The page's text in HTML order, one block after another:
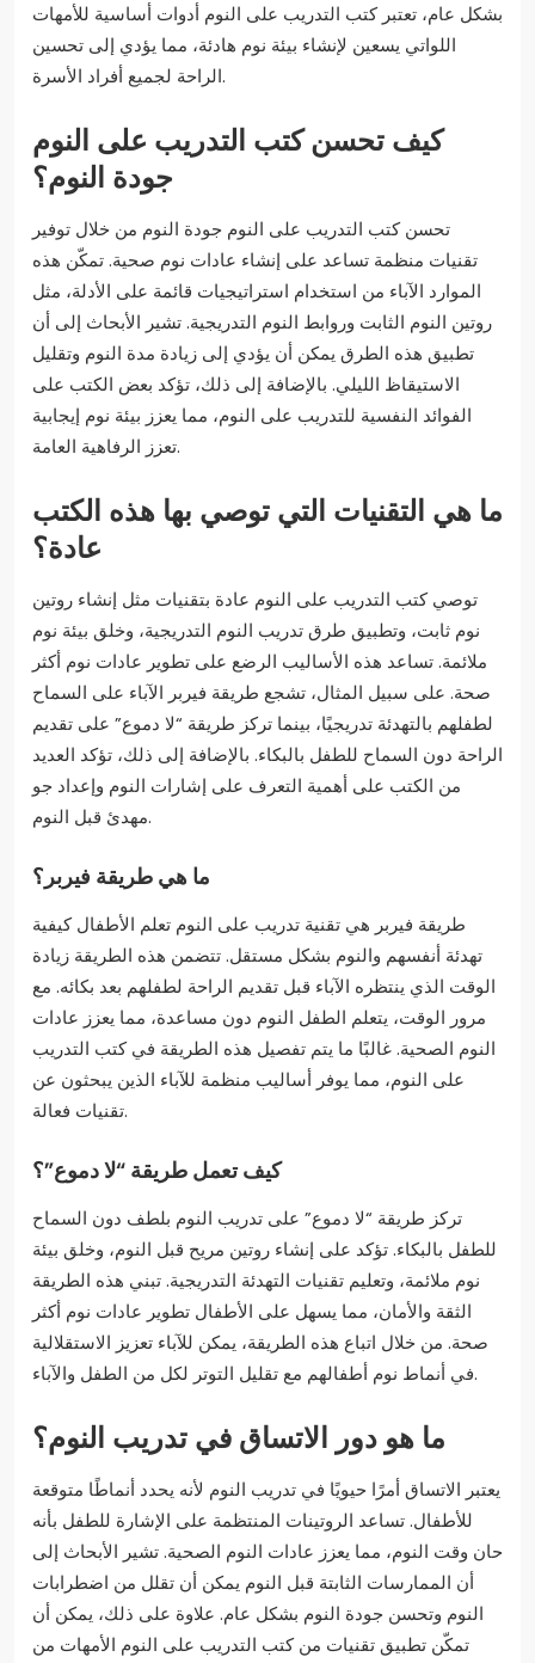
بشكل عام، تعتبر كتب التدريب على النوم أدوات أساسية للأمهات
اللواتي يسعين لإنشاء بيئة نوم هادئة، مما يؤدي إلى تحسين
الراحة لجميع أفراد الأسرة.
كيف تحسن كتب التدريب على النوم
جودة النوم؟
تحسن كتب التدريب على النوم جودة النوم من خلال توفير
تقنيات منظمة تساعد على إنشاء عادات نوم صحية. تمكّن هذه
الموارد الآباء من استخدام استراتيجيات قائمة على الأدلة، مثل
روتين النوم الثابت وروابط النوم التدريجية. تشير الأبحاث إلى أن
تطبيق هذه الطرق يمكن أن يؤدي إلى زيادة مدة النوم وتقليل
الاستيقاظ الليلي. بالإضافة إلى ذلك، تؤكد بعض الكتب على
الفوائد النفسية للتدريب على النوم، مما يعزز بيئة نوم إيجابية
تعزز الرفاهية العامة.
ما هي التقنيات التي توصي بها هذه الكتب
عادة؟
توصي كتب التدريب على النوم عادة بتقنيات مثل إنشاء روتين
نوم ثابت، وتطبيق طرق تدريب النوم التدريجية، وخلق بيئة نوم
ملائمة. تساعد هذه الأساليب الرضع على تطوير عادات نوم أكثر
صحة. على سبيل المثال، تشجع طريقة فيربر الآباء على السماح
لطفلهم بالتهدئة تدريجيًا، بينما تركز طريقة “لا دموع” على تقديم
الراحة دون السماح للطفل بالبكاء. بالإضافة إلى ذلك، تؤكد العديد
من الكتب على أهمية التعرف على إشارات النوم وإعداد جو
مهدئ قبل النوم.
ما هي طريقة فيربر؟
طريقة فيربر هي تقنية تدريب على النوم تعلم الأطفال كيفية
تهدئة أنفسهم والنوم بشكل مستقل. تتضمن هذه الطريقة زيادة
الوقت الذي ينتظره الآباء قبل تقديم الراحة لطفلهم بعد بكائه. مع
مرور الوقت، يتعلم الطفل النوم دون مساعدة، مما يعزز عادات
النوم الصحية. غالبًا ما يتم تفصيل هذه الطريقة في كتب التدريب
على النوم، مما يوفر أساليب منظمة للآباء الذين يبحثون عن
تقنيات فعالة.
كيف تعمل طريقة “لا دموع”؟
تركز طريقة “لا دموع” على تدريب النوم بلطف دون السماح
للطفل بالبكاء. تؤكد على إنشاء روتين مريح قبل النوم، وخلق بيئة
نوم ملائمة، وتعليم تقنيات التهدئة التدريجية. تبني هذه الطريقة
الثقة والأمان، مما يسهل على الأطفال تطوير عادات نوم أكثر
صحة. من خلال اتباع هذه الطريقة، يمكن للآباء تعزيز الاستقلالية
في أنماط نوم أطفالهم مع تقليل التوتر لكل من الطفل والآباء.
ما هو دور الاتساق في تدريب النوم؟
يعتبر الاتساق أمرًا حيويًا في تدريب النوم لأنه يحدد أنماطًا متوقعة
للأطفال. تساعد الروتينات المنتظمة على الإشارة للطفل بأنه
حان وقت النوم، مما يعزز عادات النوم الصحية. تشير الأبحاث إلى
أن الممارسات الثابتة قبل النوم يمكن أن تقلل من اضطرابات
النوم وتحسن جودة النوم بشكل عام. علاوة على ذلك، يمكن أن
تمكّن تطبيق تقنيات من كتب التدريب على النوم الأمهات من